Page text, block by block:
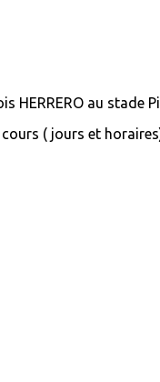
HERRERO au stade
( jours et